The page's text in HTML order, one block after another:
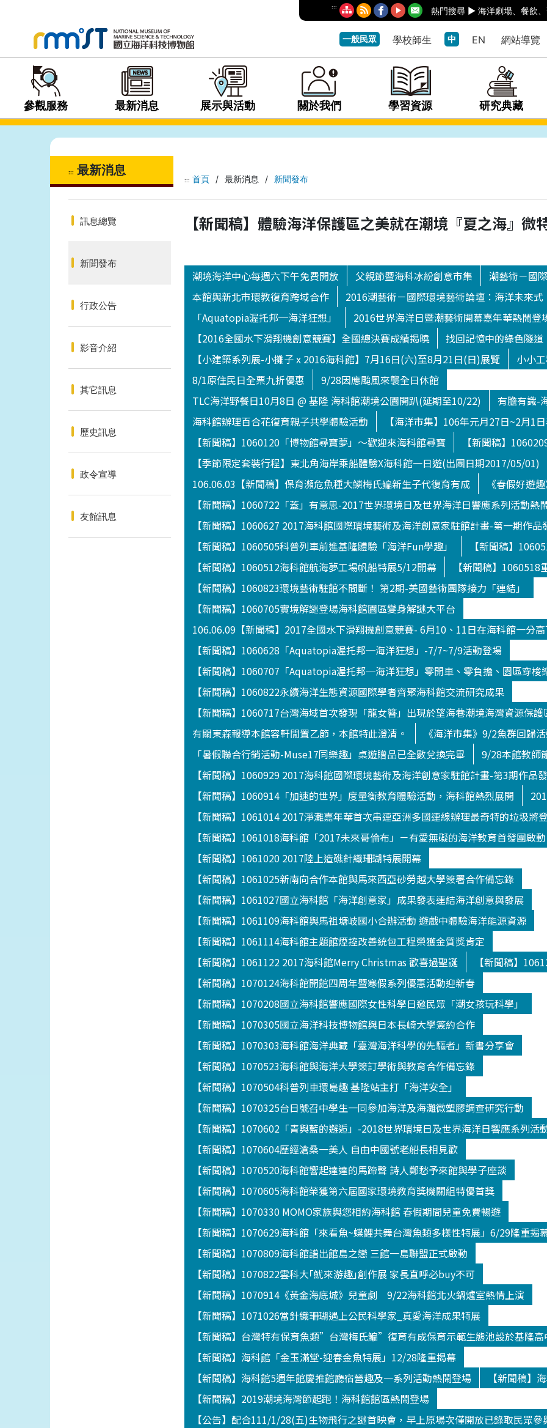
::: 熱門搜尋 ► 海洋劇場、 餐飲
一般民眾 學校師生 中 EN 網站導覽
參觀服務 最新消息 展示與活動 關於我們 學習資源 研究典藏
::: 最新消息
訊息總覽
新聞發布
行政公告
影音介紹
其它訊息
歷史訊息
政令宣導
友館訊息
::: 首頁 / 最新消息 / 新聞發布
【新聞稿】體驗海洋保護區之美就在潮境『夏之海』微
潮境海洋中心每週六下午免費開放 父親節暨海科冰紛創意市集 潮藝術－國
本館與新北市環教復育跨域合作
2016潮藝術－國際環境藝術論壇：海洋未來式
「Aquatopia渥托邦─海洋狂想」
2016世界海洋日暨潮藝術開幕嘉年華熱鬧登
【2016全國水下滑翔機創意競賽】全國總決賽成績揭曉
找回記憶中的綠色隧道
【小建築系列展-小攤子 x 2016海科館】7月16日(六)至8月21日(日)展覽
小小
8/1原住民日全票九折優惠
9/28因應颱風來襲全日休館
TLC海洋野餐日10月8日 @ 基隆 海科館潮境公園開趴(延期至10/22)
有膽有識-
海科館辦理百合花復育親子共學體驗活動
【海洋市集】106年元月27日~2月1
【新聞稿】1060120「博物館尋寶夢」～歡迎來海科館尋寶
【新聞稿】
【季節限定套裝行程】東北角海岸乘船體驗X海科館一日遊(出團日期2017/05/01)
106.06.03【新聞稿】保育瀕危魚種大鱗梅氏鳊新生子代復育有成
《春假好遊
【新聞稿】1060722「蓋」有意思-2017世界環境日及世界海洋日響應系列活動熱
【新聞稿】1060627 2017海科館國際環境藝術及海洋創意家駐館計畫-第一期作品
【新聞稿】1060505科普列車前進基隆體驗「海洋Fun學趣」
【新聞稿】
【新聞稿】1060512海科館航海夢工場帆船特展5/12開幕
【新聞稿】
【新聞稿】1060823環境藝術駐館不間斷！ 第2期-美國藝術團隊接力「連結」
【新聞稿】1060705實境解謎登場海科館園區變身解謎大平台
106.06.09【新聞稿】2017全國水下滑翔機創意競賽- 6月10、11日在海科館一分高
【新聞稿】1060628「Aquatopia渥托邦─海洋狂想」-7/7~7/9活動登場
【新聞稿】1060707「Aquatopia渥托邦─海洋狂想」零開車、零負擔、園區穿梭
【新聞稿】1060822永續海洋生態資源國際學者齊聚海科館交流研究成果
【新聞稿】1060717台灣海域首次發現「龍女簪」出現於望海巷潮境海灣資源保護
有關東森報導本館容軒閒置乙節，本館特此澄清。
《海洋市集》9/2魚群回歸
「暑假聯合行銷活動-Muse17同樂趣」桌遊贈品已全數兌換完畢
9/28本館教師
【新聞稿】1060929 2017海科館國際環境藝術及海洋創意家駐館計畫-第3期作品
【新聞稿】1060914「加速的世界」度量衡教育體驗活動，海科館熱烈展開
【新聞稿】1061014 2017淨灘嘉年華首次串連亞洲多國連線辦理最奇特的垃圾將
【新聞稿】1061018海科館「2017未來哥倫布」－有愛無礙的海洋教育首發團啟動
【新聞稿】1061020 2017陸上造礁針織珊瑚特展開幕
【新聞稿】1061025新南向合作本館與馬來西亞砂勞越大學簽署合作備忘錄
【新聞稿】1061027國立海科館「海洋創意家」成果發表連結海洋創意與發展
【新聞稿】1061109海科館與馬祖塘岐國小合辦活動 遊戲中體驗海洋能源資源
【新聞稿】1061114海科館主題館煙控改善統包工程榮獲金質獎肯定
【新聞稿】1061122 2017海科館Merry Christmas 歡喜過聖誕
【新聞稿】
【新聞稿】1070124海科館開館四周年暨寒假系列優惠活動迎新春
【新聞稿】1070208國立海科館響應國際女性科學日邀民眾「潮女孩玩科學」
【新聞稿】1070305國立海洋科技博物館與日本長崎大學簽約合作
【新聞稿】1070303海科館海洋典藏「臺灣海洋科學的先驅者」新書分享會
【新聞稿】1070523海科館與海洋大學簽訂學術與教育合作備忘錄
【新聞稿】1070504科普列車環島趣 基隆站主打「海洋安全」
【新聞稿】1070325台日號召中學生一同參加海洋及海灘微塑膠調查研究行動
【新聞稿】1070602「青與藍的邂逅」-2018世界環境日及世界海洋日響應系列活
【新聞稿】1070604歷經滄桑一美人 自由中國號老船長相見歡
【新聞稿】1070520海科館響起達達的馬蹄聲 詩人鄭愁予來館與學子座談
【新聞稿】1070605海科館榮獲第六屆國家環境教育獎機關組特優首獎
【新聞稿】1070330 MOMO家族與您相約海科館 春假期間兒童免費暢遊
【新聞稿】1070629海科館「來看魚~蝶鯉共舞台灣魚類多樣性特展」6/29隆重揭
【新聞稿】1070809海科館譜出館島之戀 三館一島聯盟正式啟動
【新聞稿】1070822雲科大｢魷來游趣｣創作展 家長直呼必buy不可
【新聞稿】1070914《黃金海底城》兒童劇 9/22海科館北火鍋爐室熱情上演
【新聞稿】1071026當針織珊瑚遇上公民科學家_真愛海洋成果特展
【新聞稿】台灣特有保育魚類”台灣梅氏鯿”復育有成保育示範生態池設於基隆高
【新聞稿】海科館「金玉滿堂-迎春金魚特展」12/28隆重揭幕
【新聞稿】海科館5週年館慶推館廳宿營趣及一系列活動熱鬧登場
【新聞稿】
【新聞稿】2019潮境海灣節起跑！海科館館區熱鬧登場
【公告】配合111/1/28(五)生物飛行之謎首映會，早上原場次僅開放已錄取民眾參